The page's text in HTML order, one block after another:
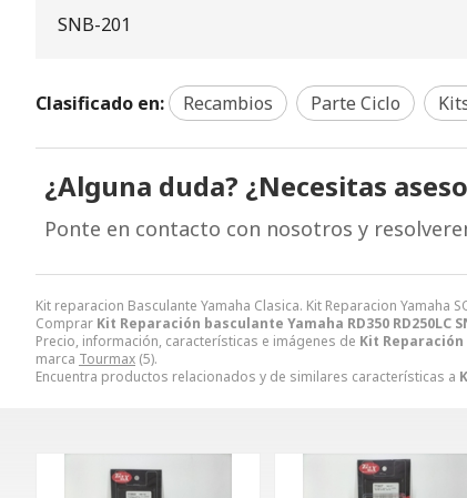
Kit reparacion Basculante Yamaha Clasica. Kit Reparacion Yamaha
Comprar Kit Reparación basculante Yamaha RD350 RD250LC
Precio, información, características e imágenes de Kit Reparación
marca Tourmax (5).
Encuentra productos relacionados y de similares características a
SNB-201
Clasificado en: Recambios Parte Ciclo
¿Alguna duda? ¿Necesitas
Ponte en contacto con nosotros y